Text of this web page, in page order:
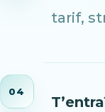
tarif,
04